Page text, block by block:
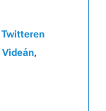
Twitteren
Videán,